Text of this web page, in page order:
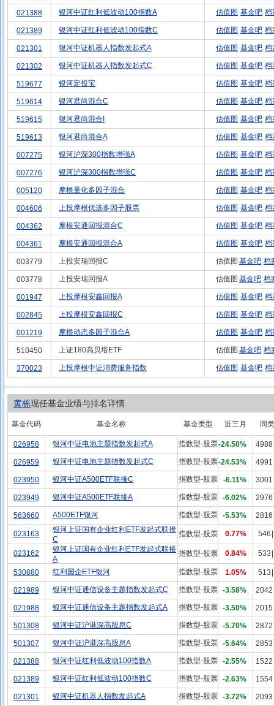
021388 银河中证红利低波动100指数A 估值图 基金吧 档
021389 银河中证红利低波动100指数C 估值图 基金吧 档
021301 银河中证机器人指数发起式A 估值图 基金吧 档
021302 银河中证机器人指数发起式C 估值图 基金吧 档
519677 银河定投宝 估值图 基金吧 档
519614 银河君尚混合C 估值图 基金吧 档
519615 银河君尚混合I 估值图 基金吧 档
519613 银河君尚混合A 估值图 基金吧 档
007275 银河沪深300指数增强A 估值图 基金吧 档
007276 银河沪深300指数增强C 估值图 基金吧 档
005120 摩根量化多因子混合 估值图 基金吧 档
004606 上投摩根优选多因子股票 估值图 基金吧 档
004362 摩根安通回报混合C 估值图 基金吧 档
004361 摩根安通回报混合A 估值图 基金吧 档
003779 上投安瑞回报C 估值图 基金吧 档
003778 上投安瑞回报A 估值图 基金吧 档
001947 上投摩根安鑫回报A 估值图 基金吧 档
002845 上投摩根安鑫回报C 估值图 基金吧 档
001219 摩根动态多因子混合A 估值图 基金吧 档
510450 上证180高贝塔ETF 估值图 基金吧 档
370023 上投摩根中证消费服务指数 估值图 基金吧 档
黄栋现任基金业绩与排名详情
基金代码 基金名称 基金类型 近三月 同
026958 银河中证电池主题指数发起式A 指数型-股票-24.50% 4988
026959 银河中证电池主题指数发起式C 指数型-股票-24.53% 4991
023950 银河中证A500ETF联接C 指数型-股票 -6.11% 3001
023949 银河中证A500ETF联接A 指数型-股票 -6.02% 2976
563660 A500ETF银河 指数型-股票 -5.53% 2816
023163
银河上证国有企业红利ETF发起式联接
C
指数型-股票 0.77% 546
023162
银河上证国有企业红利ETF发起式联接
A
指数型-股票 0.84% 533
530880 红利国企ETF银河 指数型-股票 1.05% 513
021989 银河中证通信设备主题指数发起式C 指数型-股票 -3.58% 2042
021988 银河中证通信设备主题指数发起式A 指数型-股票 -3.50% 2015
501308 银河中证沪港深高股息C 指数型-股票 -5.70% 2872
501307 银河中证沪港深高股息A 指数型-股票 -5.64% 2853
021388 银河中证红利低波动100指数A 指数型-股票 -2.55% 1522
021389 银河中证红利低波动100指数C 指数型-股票 -2.63% 1554
021301 银河中证机器人指数发起式A 指数型-股票 -3.72% 2093